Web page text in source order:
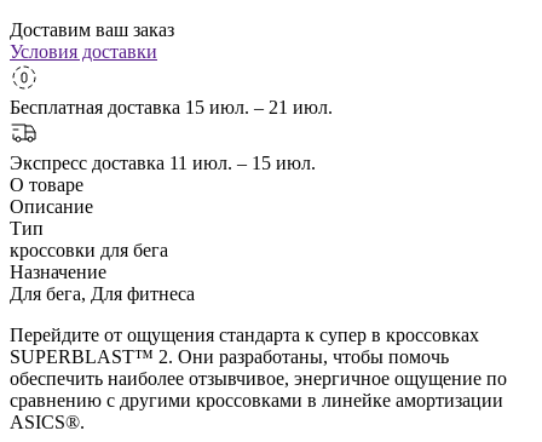
Доставим ваш заказ
Условия доставки
Бесплатная доставка 15 июл. – 21 июл.
Экспресс доставка 11 июл. – 15 июл.
О товаре
Описание
Тип
кроссовки для бега
Назначение
Для бега, Для фитнеса
Перейдите от ощущения стандарта к супер в кроссовках
SUPERBLAST™ 2. Они разработаны, чтобы помочь
обеспечить наиболее отзывчивое, энергичное ощущение по
сравнению с другими кроссовками в линейке амортизации
ASICS®.